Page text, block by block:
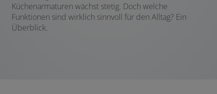
Küchenarmaturen wächst stetig. Doch welche
Funktionen sind wirklich sinnvoll für den Alltag? Ein
Überblick.